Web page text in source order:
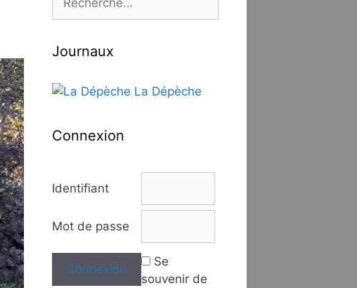
Journaux
La Dépèche
Connexion
Identifiant
Mot de passe
Se
souvenir de